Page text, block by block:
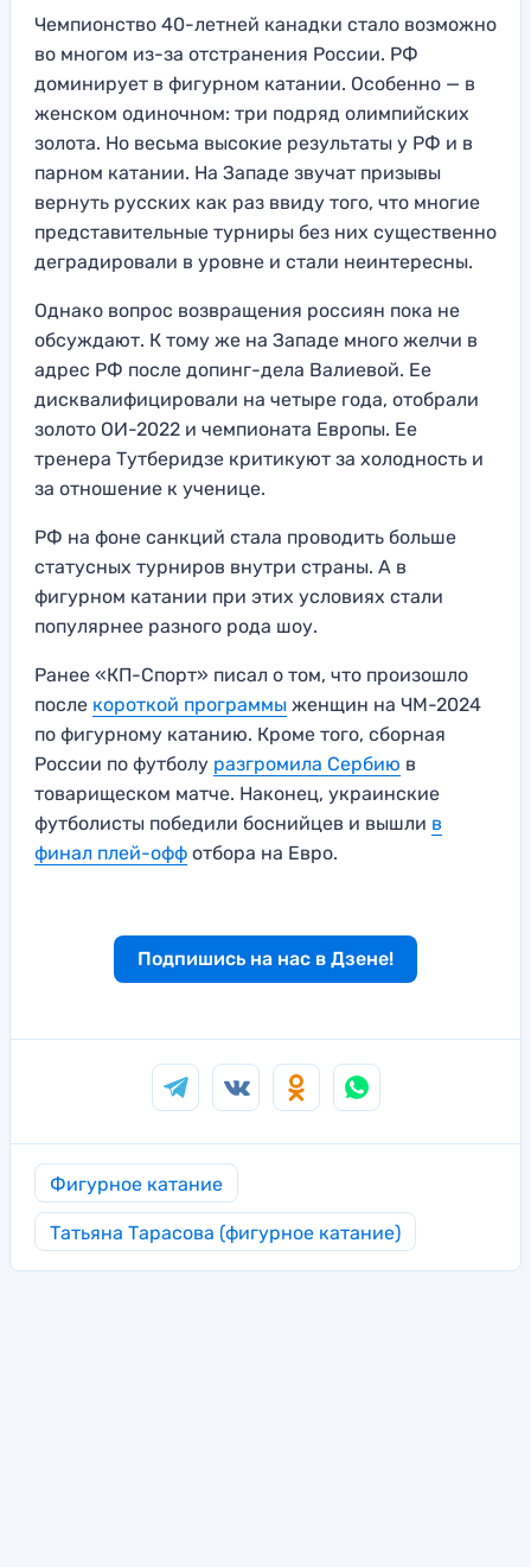
Чемпионство 40-летней канадки стало возможно
во многом из-за отстранения России. РФ
доминирует в фигурном катании. Особенно — в
женском одиночном: три подряд олимпийских
золота. Но весьма высокие результаты у РФ и в
парном катании. На Западе звучат призывы
вернуть русских как раз ввиду того, что многие
представительные турниры без них существенно
деградировали в уровне и стали неинтересны.
Однако вопрос возвращения россиян пока не
обсуждают. К тому же на Западе много желчи в
адрес РФ после допинг-дела Валиевой. Ее
дисквалифицировали на четыре года, отобрали
золото ОИ-2022 и чемпионата Европы. Ее
тренера Тутберидзе критикуют за холодность и
за отношение к ученице.
РФ на фоне санкций стала проводить больше
статусных турниров внутри страны. А в
фигурном катании при этих условиях стали
популярнее разного рода шоу.
Ранее «КП-Спорт» писал о том, что произошло
после короткой программы женщин на ЧМ-2024
по фигурному катанию. Кроме того, сборная
России по футболу разгромила Сербию в
товарищеском матче. Наконец, украинские
футболисты победили боснийцев и вышли в
финал плей-офф отбора на Евро.
Подпишись на нас в Дзене!
Фигурное катание
Татьяна Тарасова (фигурное катание)